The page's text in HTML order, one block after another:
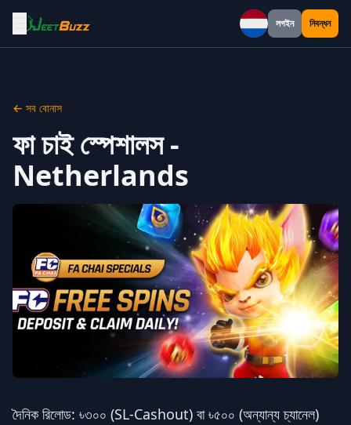
Netherlands
লগইন নিবন্ধন
← সব বোনাস
ফা চাই স্পেশালস -
Netherlands
দৈনিক রিলোড: ৳৩০০ (SL-Cashout) বা ৳৫০০ (অন্যান্য চ্যানেল)